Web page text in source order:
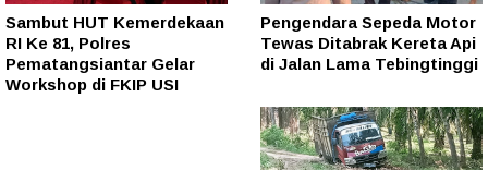
Sambut HUT Kemerdekaan
RI Ke 81, Polres
Pematangsiantar Gelar
Workshop di FKIP USI
Pengendara Sepeda Motor
Tewas Ditabrak Kereta Api
di Jalan Lama Tebingtinggi